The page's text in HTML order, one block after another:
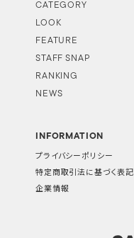
CATEGORY
LOOK
FEATURE
STAFF SNAP
RANKING
NEWS
INFORMATION
プライバシーポリシー
特定商取引法に基づく表記
企業情報